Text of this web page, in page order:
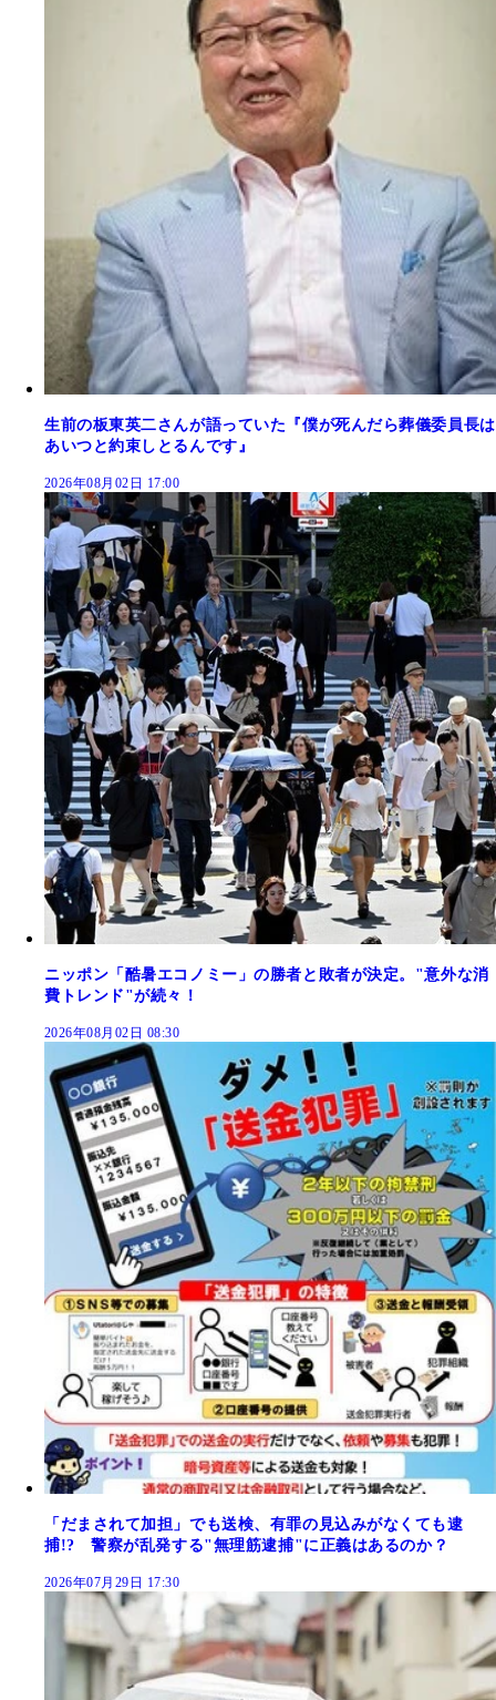
生前の板東英二さんが語っていた『僕が死んだら葬儀委員長は
あいつと約束しとるんです』
2026年08月02日 17:00
ニッポン「酷暑エコノミー」の勝者と敗者が決定。"意外な消
費トレンド"が続々！
2026年08月02日 08:30
「だまされて加担」でも送検、有罪の見込みがなくても逮
捕!? 警察が乱発する"無理筋逮捕"に正義はあるのか？
2026年07月29日 17:30